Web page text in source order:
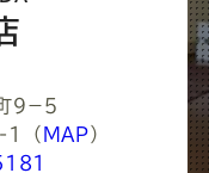
い
９−５
1
（ MAP ）